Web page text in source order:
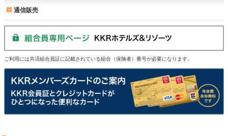
通信販売
ご利用には共済組合員証に記載されている組合（保険者）番号が必要になります。